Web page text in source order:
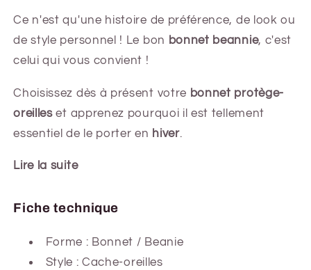
Ce n'est qu'une histoire de préférence, de look ou
de style personnel ! Le bon bonnet beannie, c'est
celui qui vous convient !
Choisissez dès à présent votre bonnet protège-
oreilleset apprenez pourquoi il est tellement
essentiel de le porter en hiver.
Lire la suite
Fiche technique
Forme : Bonnet / Beanie
Style : Cache-oreilles